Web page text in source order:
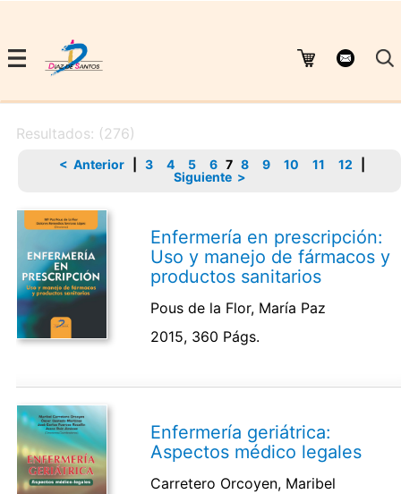
Resultados: (276)
< Anterior 3 4 5 6 7 8 9 10 11 12
Siguiente >
Enfermería en prescripción:
Uso y manejo de fármacos y
productos sanitarios
Pous de la Flor, María Paz
2015, 360 Págs.
Enfermería geriátrica:
Aspectos médico legales
Carretero Orcoyen, Maribel